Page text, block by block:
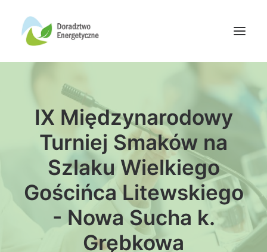
Oferta doradców
Aktualności
Wydarzenia
Oferta finansowania
Wiedza
Media
Kontakt
IX Międzynarodowy
Turniej Smaków na
Szlaku Wielkiego
Gościńca Litewskiego
- Nowa Sucha k.
Grębkowa